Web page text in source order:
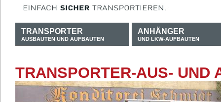
TRANSPORTER
AUSBAUTEN UND AUFBAUTEN
ANHÄNGER
UND LKW-AUFBAUTEN
TRANSPORTER-AUS- UND